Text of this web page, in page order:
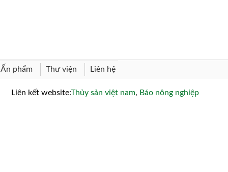
Ấn phẩm Thư viện Liên hệ
Liên kết website:Thủy sản việt nam, Báo nông nghiệp